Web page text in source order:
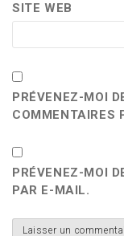
SITE WEB
PRÉVENEZ-MOI
COMMENTAIRES
PRÉVENEZ-MOI
PAR E-MAIL.